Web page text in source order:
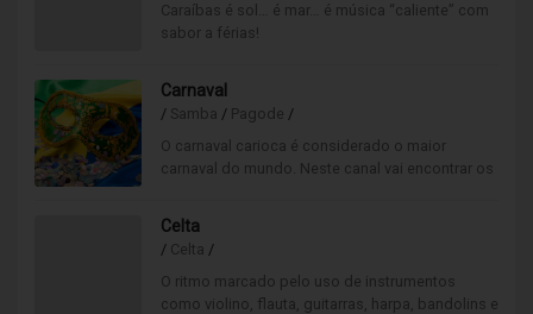
Caraíbas é sol… é mar… é música “caliente” com
sabor a férias!
atlântico juntas num só canal.
Carnaval
/ Samba / Pagode /
O carnaval carioca é considerado o maior
carnaval do mundo. Neste canal vai encontrar os
bandas de rua.
Celta
/ Celta /
O ritmo marcado pelo uso de instrumentos
como violino, flauta, guitarras, harpa, bandolins e